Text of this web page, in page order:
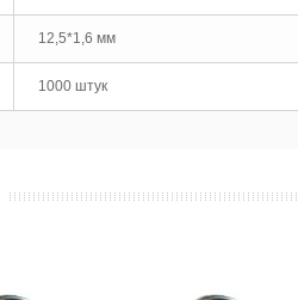
12,5*1,6 мм
1000 штук